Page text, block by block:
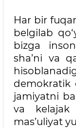
Har bir
belgilab
bizga
sha’ni va
demokratik
jamiyatni
va kelajak
mas’uliyat